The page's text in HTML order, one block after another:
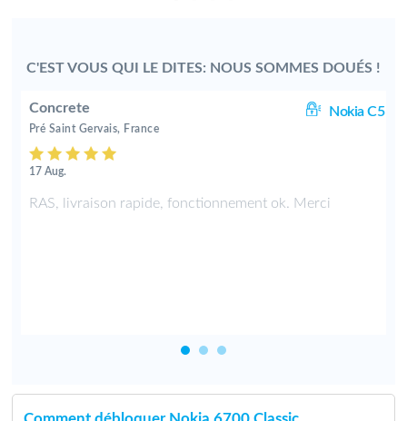
C'EST VOUS QUI LE DITES: NOUS SOMMES DOUÉS !
Concrete Nokia C5
Pré Saint Gervais, France
17 Aug.
RAS, livraison rapide, fonctionnement ok. Merci